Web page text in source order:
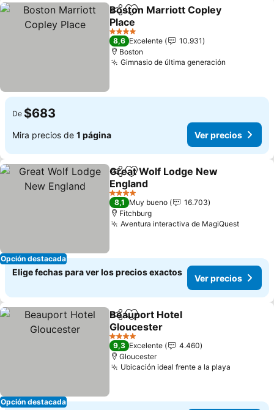
CompartirAgregar a favoritos
Boston Marriott Copley
Place
4 Estrellas
8,6 Excelente
10.931
Boston
Gimnasio de última generación
De $683
Mira precios de 1 página Ver precios
Opción destacada
CompartirAgregar a favoritos
Great Wolf Lodge New
England
4 Estrellas
8,1 Muy bueno
16.703
Fitchburg
Aventura interactiva de MagiQuest
Elige fechas para ver los precios exactos
Ver precios
Opción destacada
CompartirAgregar a favoritos
Beauport Hotel
Gloucester
4 Estrellas
9,3 Excelente
4.460
Gloucester
Ubicación ideal frente a la playa